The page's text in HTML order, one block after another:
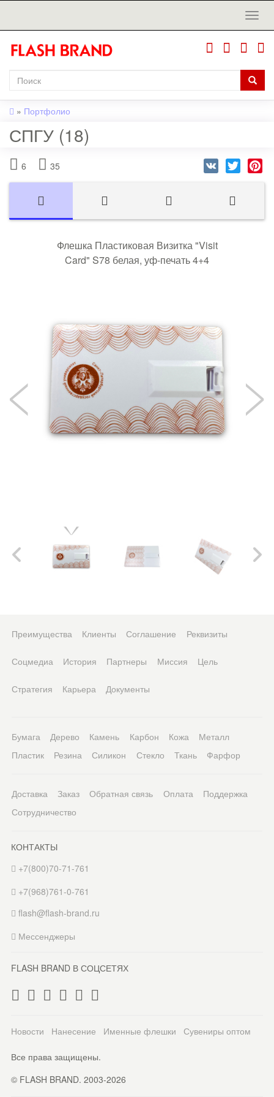
» Портфолио
СПГУ (18)
6 35 VK Twitter
Флешка Пластиковая Визитка "Visit
Card" S78 белая, уф-печать 4+4
Преимущества Клиенты Соглашение Реквизиты
Соцмедиа История Партнеры Миссия Цель
Стратегия Карьера Документы
Бумага Дерево Камень Карбон Кожа
Металл
Пластик
Резина Силикон Стекло Ткань Фарфор
Доставка Заказ Обратная связь Оплата
Поддержка
Сотрудничество
КОНТАКТЫ
+7(800)70-71-761
+7(968)761-0-761
flash@flash-brand.ru
Мессенджеры
FLASH BRAND В СОЦСЕТЯХ
Новости Нанесение Именные флешки Сувениры оптом
Все права защищены.
© FLASH BRAND. 2003-2026